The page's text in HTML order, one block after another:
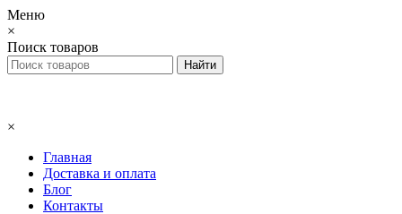
Меню
×
Поиск товаров
×
Главная
Доставка и оплата
Блог
Контакты